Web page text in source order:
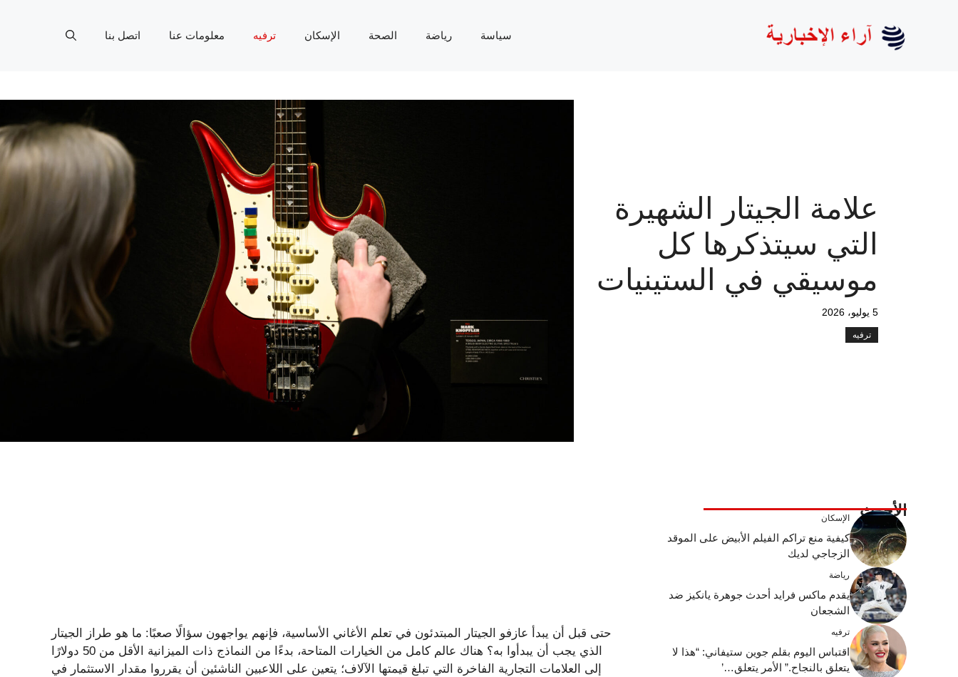
سياسة رياضة الصحة الإسكان ترفيه معلومات عنا اتصل بنا
علامة الجيتار الشهيرة
التي سيتذكرها كل
موسيقي في الستينيات
5 يوليو، 2026
ترفيه
حتى قبل أن يبدأ عازفو الجيتار المبتدئون في تعلم الأغاني الأساسية، فإنهم يواجهون سؤالًا صعبًا: ما هو طراز الجيتار
الذي يجب أن يبدأوا به؟ هناك عالم كامل من الخيارات المتاحة، بدءًا من النماذج ذات الميزانية الأقل من 50 دولارًا
إلى العلامات التجارية الفاخرة التي تبلغ قيمتها الآلاف؛ يتعين على اللاعبين الناشئين أن يقرروا مقدار الاستثمار في
الأحدث الإسكان
كيفية منع تراكم الفيلم الأبيض على الموقد
الزجاجي لديك
رياضة
يقدم ماكس فرايد أحدث جوهرة يانكيز ضد
الشجعان
ترفيه
اقتباس اليوم بقلم جوين ستيفاني: “هذا لا
يتعلق بالنجاح.” الأمر يتعلق…’